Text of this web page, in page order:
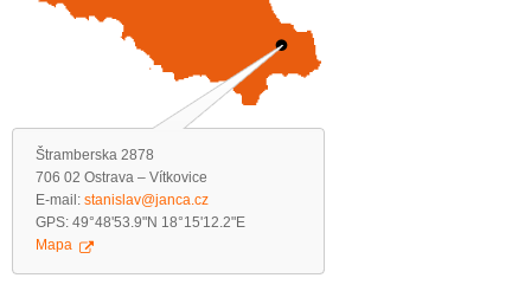
Štramberska 2878
706 02 Ostrava – Vítkovice
E-mail: stanislav@janca.cz
GPS: 49°48'53.9"N 18°15'12.2"E
Mapa